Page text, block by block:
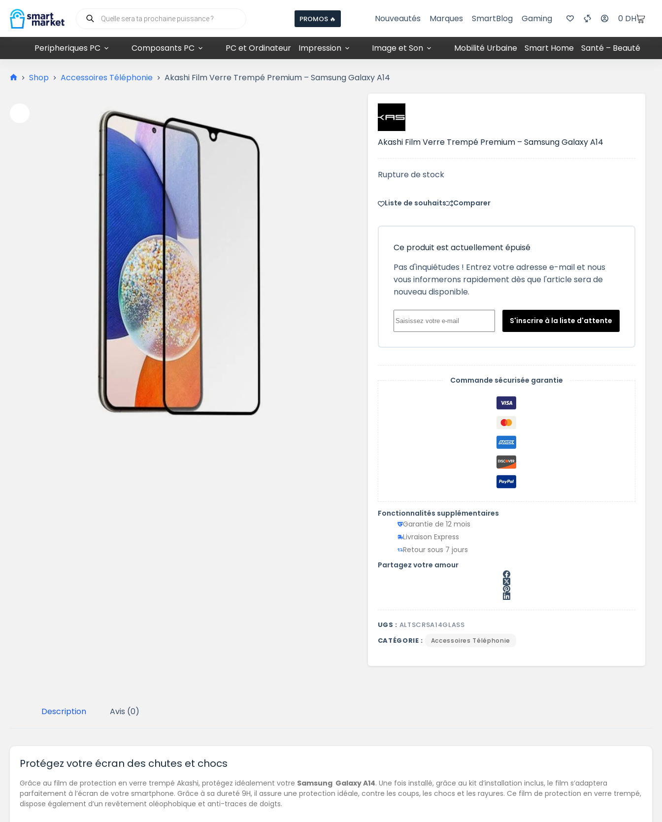
PROMOS 🔥 Nouveautés Marques SmartBlog Gaming 0 DH
Peripheriques PC Composants PC PC et Ordinateur Impression Image et Son Mobilité Urbaine Smart Home Santé – Beauté
Shop Accessoires Téléphonie Akashi Film Verre Trempé Premium – Samsung Galaxy A14
Akashi Film Verre Trempé Premium – Samsung Galaxy A14
Rupture de stock
Liste de souhaits Comparer
Ce produit est actuellement épuisé
Pas d'inquiétudes ! Entrez votre adresse e-mail et nous
vous informerons rapidement dès que l'article sera de
nouveau disponible.
S'inscrire à la liste d'attente
Commande sécurisée garantie
Fonctionnalités supplémentaires
Garantie de 12 mois
Livraison Express
Retour sous 7 jours
Partagez votre amour
UGS : ALTSCRSA14GLASS
CATÉGORIE :
Accessoires Téléphonie
Description Avis (0)
Protégez votre écran des chutes et chocs
Grâce au film de protection en verre trempé Akashi, protégez idéalement votre Samsung Galaxy A14. Une fois installé, grâce au kit d’installation inclus, le film s’adaptera
parfaitement à l’écran de votre smartphone. Grâce à sa dureté 9H, il assure une protection idéale, contre les coups, les chocs et les rayures. Ce film de protection en verre trempé,
dispose également d’un revêtement oléophobique et anti-traces de doigts.